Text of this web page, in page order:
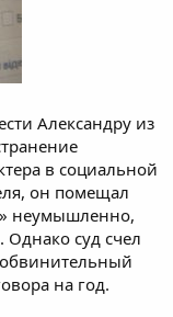
Александру из
в социальной
он помещал
неумышленно,
суд счел
на год.